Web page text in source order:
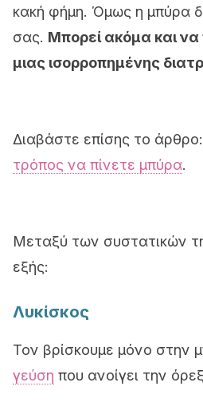
κακή φήμη. Όμως η μπύρα
σας. Μπορεί ακόμα και
μιας ισορροπημένης
Διαβάστε επίσης το άρθρο:
τρόπος να πίνετε μπύρα.
Μεταξύ των συστατικών
εξής:
Λυκίσκος
Τον βρίσκουμε μόνο στην
γεύση που ανοίγει την